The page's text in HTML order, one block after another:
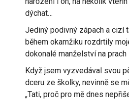
dýchat…
Jediný podivný zápach a cizí
během okamžiku rozdrtily
dokonalé manželství na prach
Když jsem vyzvedával svou
dceru ze školky, nevinně se
„Tati, proč pro mě dnes